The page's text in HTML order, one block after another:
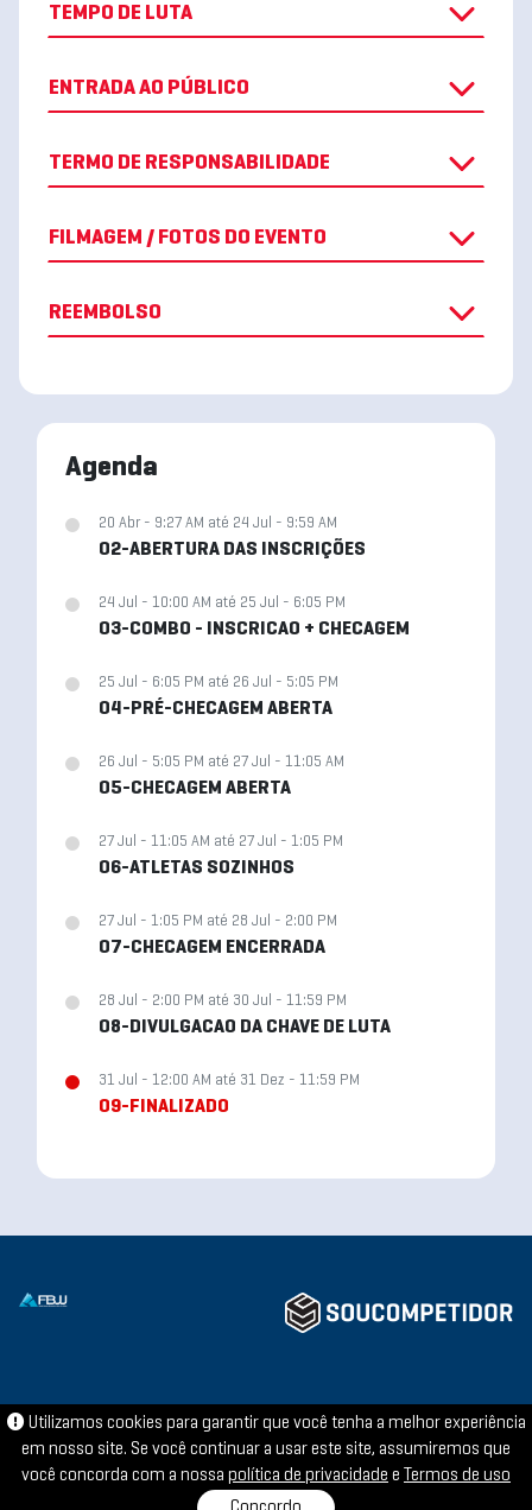
TEMPO DE LUTA
ENTRADA AO PÚBLICO
TERMO DE RESPONSABILIDADE
FILMAGEM / FOTOS DO EVENTO
REEMBOLSO
Agenda
20 Abr - 9:27 AM até 24 Jul - 9:59 AM
02-ABERTURA DAS INSCRIÇÕES
24 Jul - 10:00 AM até 25 Jul - 6:05 PM
03-COMBO - INSCRICAO + CHECAGEM
25 Jul - 6:05 PM até 26 Jul - 5:05 PM
04-PRÉ-CHECAGEM ABERTA
26 Jul - 5:05 PM até 27 Jul - 11:05 AM
05-CHECAGEM ABERTA
27 Jul - 11:05 AM até 27 Jul - 1:05 PM
06-ATLETAS SOZINHOS
27 Jul - 1:05 PM até 28 Jul - 2:00 PM
07-CHECAGEM ENCERRADA
28 Jul - 2:00 PM até 30 Jul - 11:59 PM
08-DIVULGACAO DA CHAVE DE LUTA
31 Jul - 12:00 AM até 31 Dez - 11:59 PM
09-FINALIZADO
Utilizamos cookies para garantir que você tenha a melhor experiência
em nosso site. Se você continuar a usar este site, assumiremos que
você concorda com a nossa política de privacidade e
Termos de uso